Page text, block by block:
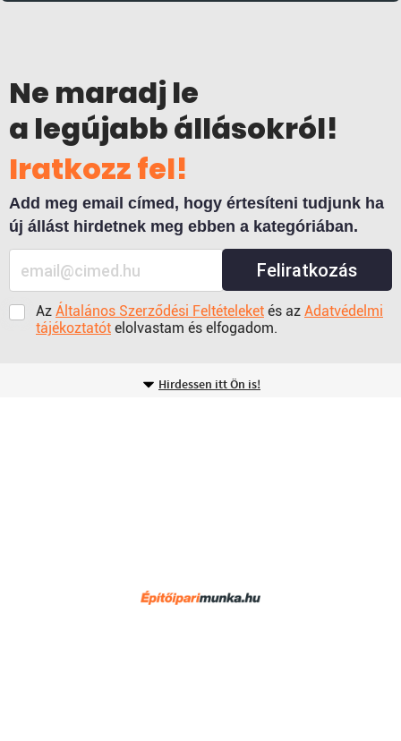
Ne maradj le
a legújabb állásokról!
Iratkozz fel!
Add meg email címed, hogy értesíteni tudjunk ha
új állást hirdetnek meg ebben a kategóriában.
Feliratkozás
Az Általános Szerződési Feltételeket és az Adatvédelmi
tájékoztatót elolvastam és elfogadom.
Hirdessen itt Ön is!